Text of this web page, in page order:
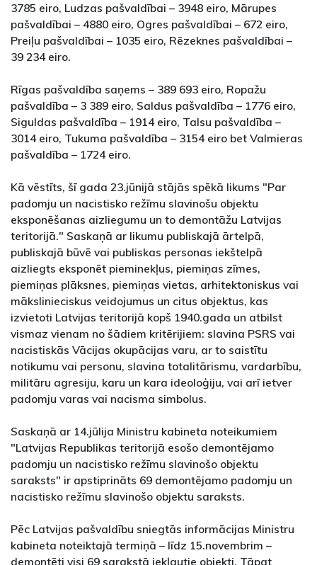
3785 eiro, Ludzas pašvaldībai – 3948 eiro, Mārupes
pašvaldībai – 4880 eiro, Ogres pašvaldībai – 672 eiro,
Preiļu pašvaldībai – 1035 eiro, Rēzeknes pašvaldībai –
39 234 eiro.
Rīgas pašvaldība saņems – 389 693 eiro, Ropažu
pašvaldība – 3 389 eiro, Saldus pašvaldība – 1776 eiro,
Siguldas pašvaldība – 1914 eiro, Talsu pašvaldība –
3014 eiro, Tukuma pašvaldība – 3154 eiro bet Valmieras
pašvaldība – 1724 eiro.
Kā vēstīts, šī gada 23.jūnijā stājās spēkā likums "Par
padomju un nacistisko režīmu slavinošu objektu
eksponēšanas aizliegumu un to demontāžu Latvijas
teritorijā." Saskaņā ar likumu publiskajā ārtelpā,
publiskajā būvē vai publiskas personas iekštelpā
aizliegts eksponēt pieminekļus, piemiņas zīmes,
piemiņas plāksnes, piemiņas vietas, arhitektoniskus vai
mākslinieciskus veidojumus un citus objektus, kas
izvietoti Latvijas teritorijā kopš 1940.gada un atbilst
vismaz vienam no šādiem kritērijiem: slavina PSRS vai
nacistiskās Vācijas okupācijas varu, ar to saistītu
notikumu vai personu, slavina totalitārismu, vardarbību,
militāru agresiju, karu un kara ideoloģiju, vai arī ietver
padomju varas vai nacisma simbolus.
Saskaņā ar 14.jūlija Ministru kabineta noteikumiem
"Latvijas Republikas teritorijā esošo demontējamo
padomju un nacistisko režīmu slavinošo objektu
saraksts" ir apstiprināts 69 demontējamo padomju un
nacistisko režīmu slavinošo objektu saraksts.
Pēc Latvijas pašvaldību sniegtās informācijas Ministru
kabineta noteiktajā termiņā – līdz 15.novembrim –
demontēti visi 69 sarakstā iekļautie objekti. Tāpat